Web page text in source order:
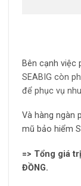
Bên cạnh việc
SEABIG còn
để phục vụ
Và hàng ngàn
mũ bảo hiểm
=> Tổng giá
ĐỒNG.